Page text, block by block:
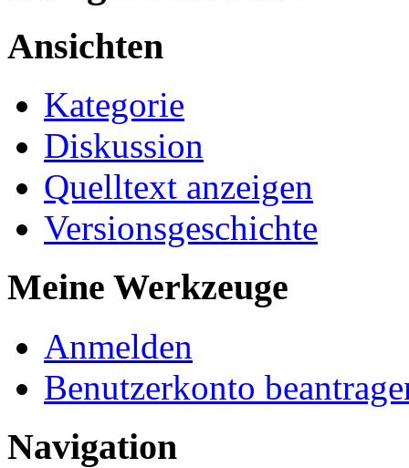
Ansichten
Kategorie
Diskussion
Quelltext anzeigen
Versionsgeschichte
Meine Werkzeuge
Anmelden
Benutzerkonto
Navigation